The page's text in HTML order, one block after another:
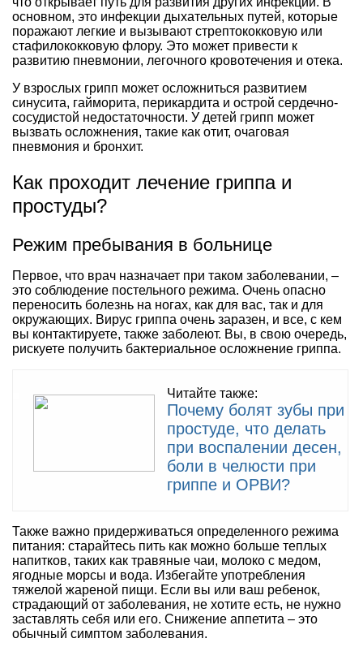
основном, это инфекции дыхательных путей, которые
поражают легкие и вызывают стрептококковую или
стафилококковую флору. Это может привести к
развитию пневмонии, легочного кровотечения и отека.
У взрослых грипп может осложниться развитием
синусита, гайморита, перикардита и острой сердечно-
сосудистой недостаточности. У детей грипп может
вызвать осложнения, такие как отит, очаговая
пневмония и бронхит.
Как проходит лечение гриппа и
простуды?
Режим пребывания в больнице
Первое, что врач назначает при таком заболевании, –
это соблюдение постельного режима. Очень опасно
переносить болезнь на ногах, как для вас, так и для
окружающих. Вирус гриппа очень заразен, и все, с кем
вы контактируете, также заболеют. Вы, в свою очередь,
рискуете получить бактериальное осложнение гриппа.
Читайте также:
Почему болят зубы при
простуде, что делать
при воспалении десен,
боли в челюсти при
гриппе и ОРВИ?
Также важно придерживаться определенного режима
питания: старайтесь пить как можно больше теплых
напитков, таких как травяные чаи, молоко с медом,
ягодные морсы и вода. Избегайте употребления
тяжелой жареной пищи. Если вы или ваш ребенок,
страдающий от заболевания, не хотите есть, не нужно
заставлять себя или его. Снижение аппетита – это
обычный симптом заболевания.